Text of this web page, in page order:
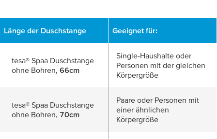
Länge der Duschstange Geeignet für:
tesa® Spaa Duschstange
ohne Bohren, 66cm
Single-Haushalte oder
Personen mit der gleichen
Körpergröße
tesa® Spaa Duschstange
ohne Bohren, 70cm
Paare oder Personen mit
einer ähnlichen
Körpergröße